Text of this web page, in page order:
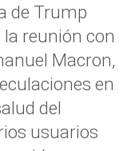
de Trump
reunión con
Macron,
en
del
usuarios